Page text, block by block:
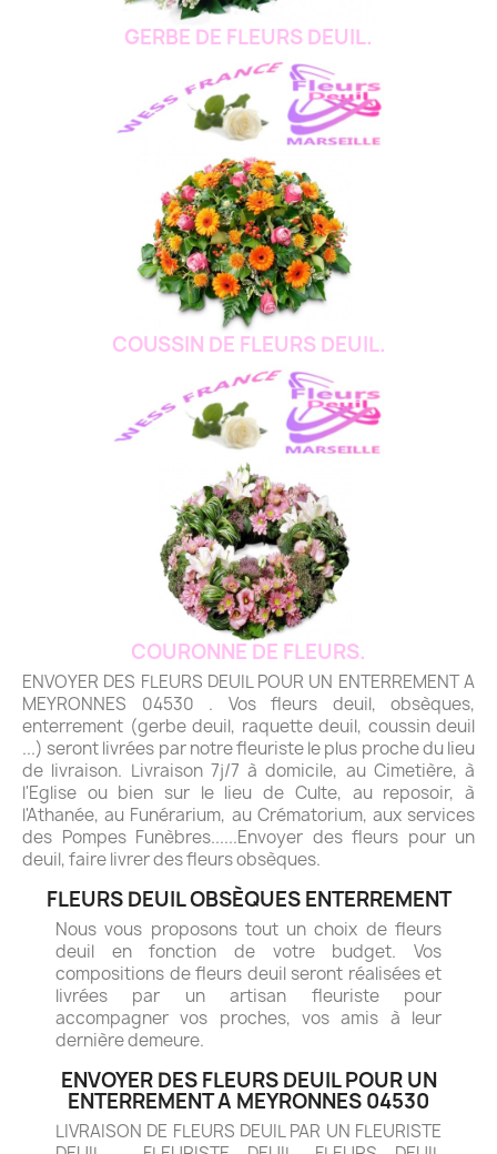
GERBE DE FLEURS DEUIL.
COUSSIN DE FLEURS DEUIL.
COURONNE DE FLEURS.
ENVOYER DES FLEURS DEUIL POUR UN ENTERREMENT A
MEYRONNES 04530 . Vos fleurs deuil, obsèques,
enterrement (gerbe deuil, raquette deuil, coussin deuil
...) seront livrées par notre fleuriste le plus proche du lieu
de livraison. Livraison 7j/7 à domicile, au Cimetière, à
l'Eglise ou bien sur le lieu de Culte, au reposoir, à
l'Athanée, au Funérarium, au Crématorium, aux services
des Pompes Funèbres......Envoyer des fleurs pour un
deuil, faire livrer des fleurs obsèques.
FLEURS DEUIL OBSÈQUES ENTERREMENT
Nous vous proposons tout un choix de fleurs
deuil en fonction de votre budget. Vos
compositions de fleurs deuil seront réalisées et
livrées par un artisan fleuriste pour
accompagner vos proches, vos amis à leur
dernière demeure.
ENVOYER DES FLEURS DEUIL POUR UN
ENTERREMENT A MEYRONNES 04530
LIVRAISON DE FLEURS DEUIL PAR UN FLEURISTE